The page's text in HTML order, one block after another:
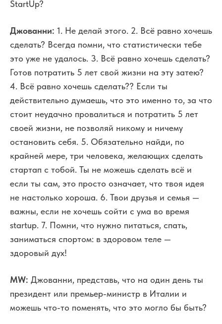
StartUp?
Джованни: 1. Не делай этого. 2. Всё равно хочешь
сделать? Всегда помни, что статистически тебе
это уже не удалось. 3. Всё равно хочешь сделать?
Готов потратить 5 лет свой жизни на эту затею?
4. Всё равно хочешь сделать?? Если ты
действительно думаешь, что это именно то, за что
стоит неудачно провалиться и потратить 5 лет
своей жизни, не позволяй никому и ничему
остановить себя. 5. Обязательно найди, по
крайней мере, три человека, желающих сделать
стартап с тобой. Ты не можешь сделать всё и
если ты сам, это просто означает, что твоя идея
не настолько хороша. 6. Твои друзья и семья —
важны, если не хочешь сойти с ума во время
startup. 7. Помни, что нужно питаться, спать,
заниматься спортом: в здоровом теле —
здоровый дух!
MW: Джованни, представь, что на один день ты
президент или премьер-министр в Италии и
можешь что-то поменять, что это могло бы быть?